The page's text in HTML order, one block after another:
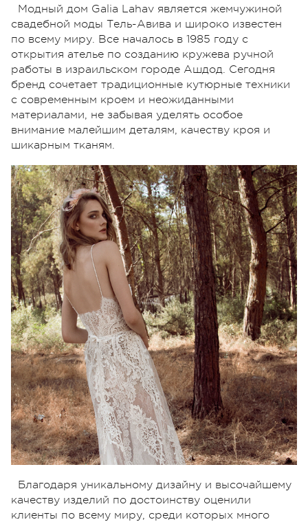
Модный дом Galia Lahav является жемчужиной
свадебной моды Тель-Авива и широко известен
по всему миру. Все началось в 1985 году с
открытия ателье по созданию кружева ручной
работы в израильском городе Ашдод. Сегодня
бренд сочетает традиционные кутюрные техники
с современным кроем и неожиданными
материалами, не забывая уделять особое
внимание малейшим деталям, качеству кроя и
шикарным тканям.
Благодаря уникальному дизайну и высочайшему
качеству изделий по достоинству оценили
клиенты по всему миру, среди которых много